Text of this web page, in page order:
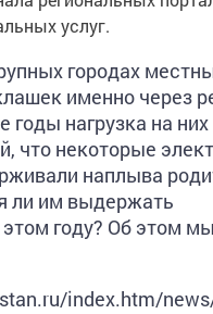
услуг.
городах
именно через
нагрузка на
что некоторые
наплыва
ли им выдержать
году? Об этом
index.htm/